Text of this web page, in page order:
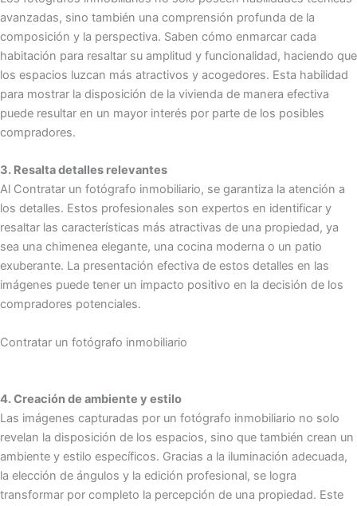
avanzadas, sino también una comprensión profunda de la
composición y la perspectiva. Saben cómo enmarcar cada
habitación para resaltar su amplitud y funcionalidad, haciendo que
los espacios luzcan más atractivos y acogedores. Esta habilidad
para mostrar la disposición de la vivienda de manera efectiva
puede resultar en un mayor interés por parte de los posibles
compradores.
3. Resalta detalles relevantes
Al Contratar un fotógrafo inmobiliario, se garantiza la atención a
los detalles. Estos profesionales son expertos en identificar y
resaltar las características más atractivas de una propiedad, ya
sea una chimenea elegante, una cocina moderna o un patio
exuberante. La presentación efectiva de estos detalles en las
imágenes puede tener un impacto positivo en la decisión de los
compradores potenciales.
Contratar un fotógrafo inmobiliario
4. Creación de ambiente y estilo
Las imágenes capturadas por un fotógrafo inmobiliario no solo
revelan la disposición de los espacios, sino que también crean un
ambiente y estilo específicos. Gracias a la iluminación adecuada,
la elección de ángulos y la edición profesional, se logra
transformar por completo la percepción de una propiedad. Este